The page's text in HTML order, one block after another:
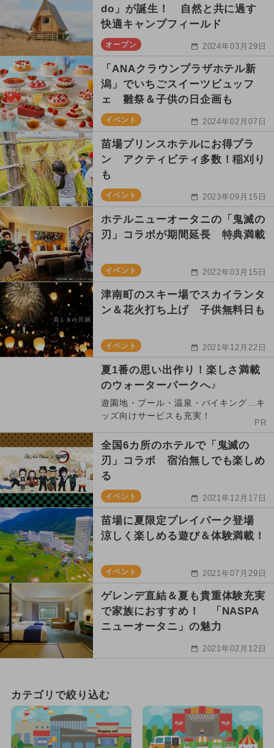
do」が誕生！ 自然と共に過す
快適キャンプフィールド
オープン 2024年03月29日
「ANAクラウンプラザホテル新
潟」でいちごスイーツビュッフ
ェ 雛祭＆子供の日企画も
イベント 2024年02月07日
苗場プリンスホテルにお得プラ
ン アクティビティ多数！稲刈り
も
イベント 2023年09月15日
ホテルニューオータニの「鬼滅の
刃」コラボが期間延長 特典満載
イベント 2022年03月15日
津南町のスキー場でスカイランタ
ン＆花火打ち上げ 子供無料日も
イベント 2021年12月22日
夏1番の思い出作り！楽しさ満載
のウォーターパークへ♪
遊園地・プール・温泉・バイキング…キ
ッズ向けサービスも充実！
PR
全国6カ所のホテルで「鬼滅の
刃」コラボ 宿泊無しでも楽しめ
る
イベント 2021年12月17日
苗場に夏限定プレイパーク登場
涼しく楽しめる遊び＆体験満載！
イベント 2021年07月29日
ゲレンデ直結＆夏も貴重体験充実
で家族におすすめ！ 「NASPA
ニューオータニ」の魅力
2021年02月12日
カテゴリで絞り込む